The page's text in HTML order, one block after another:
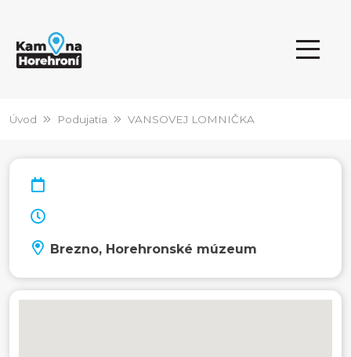
Úvod Podujatia VANSOVEJ LOMNIČKA
Brezno, Horehronské múzeum